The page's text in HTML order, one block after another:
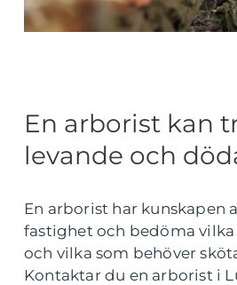
En arborist kan
levande och
En arborist har kunskapen
fastighet och bedöma
och vilka som behöver
Kontaktar du en arborist i